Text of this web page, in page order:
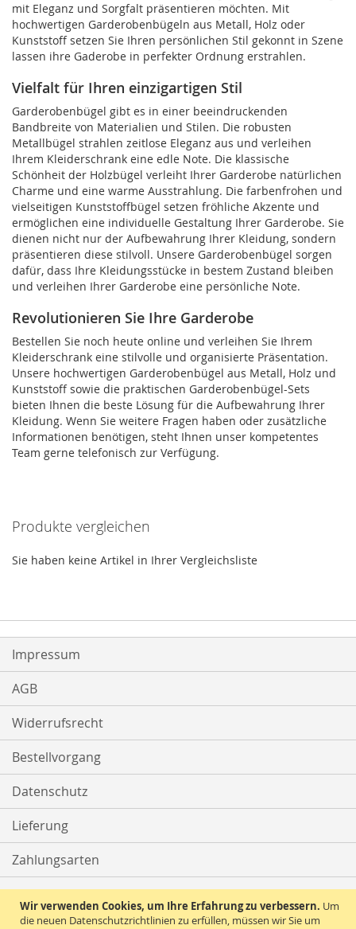
Wir verwenden Cookies, um Ihre Erfahrung zu verbessern. Um
die neuen Datenschutzrichtlinien zu erfüllen, müssen wir Sie um
mit Eleganz und Sorgfalt präsentieren möchten. Mit
hochwertigen Garderobenbügeln aus Metall, Holz oder
Kunststoff setzen Sie Ihren persönlichen Stil gekonnt in Szene
lassen ihre Gaderobe in perfekter Ordnung erstrahlen.
Vielfalt für Ihren einzigartigen Stil
Garderobenbügel gibt es in einer beeindruckenden
Bandbreite von Materialien und Stilen. Die robusten
Metallbügel strahlen zeitlose Eleganz aus und verleihen
Ihrem Kleiderschrank eine edle Note. Die klassische
Schönheit der Holzbügel verleiht Ihrer Garderobe natürlichen
Charme und eine warme Ausstrahlung. Die farbenfrohen und
vielseitigen Kunststoffbügel setzen fröhliche Akzente und
ermöglichen eine individuelle Gestaltung Ihrer Garderobe. Sie
dienen nicht nur der Aufbewahrung Ihrer Kleidung, sondern
präsentieren diese stilvoll. Unsere Garderobenbügel sorgen
dafür, dass Ihre Kleidungsstücke in bestem Zustand bleiben
und verleihen Ihrer Garderobe eine persönliche Note.
Revolutionieren Sie Ihre Garderobe
Bestellen Sie noch heute online und verleihen Sie Ihrem
Kleiderschrank eine stilvolle und organisierte Präsentation.
Unsere hochwertigen Garderobenbügel aus Metall, Holz und
Kunststoff sowie die praktischen Garderobenbügel-Sets
bieten Ihnen die beste Lösung für die Aufbewahrung Ihrer
Kleidung. Wenn Sie weitere Fragen haben oder zusätzliche
Informationen benötigen, steht Ihnen unser kompetentes
Team gerne telefonisch zur Verfügung.
Produkte vergleichen
Sie haben keine Artikel in Ihrer Vergleichsliste
Impressum
AGB
Widerrufsrecht
Bestellvorgang
Datenschutz
Lieferung
Zahlungsarten
Kontakt